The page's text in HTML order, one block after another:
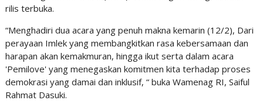
rilis terbuka.
“Menghadiri dua acara yang penuh makna kemarin (12/2), Dari
perayaan Imlek yang membangkitkan rasa kebersamaan dan
harapan akan kemakmuran, hingga ikut serta dalam acara
'Pemilove' yang menegaskan komitmen kita terhadap proses
demokrasi yang damai dan inklusif, “ buka Wamenag RI, Saiful
Rahmat Dasuki.